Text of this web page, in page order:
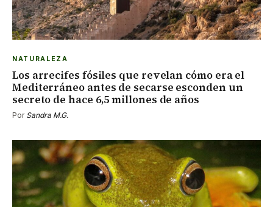
NATURALEZA
Los arrecifes fósiles que revelan cómo era el
Mediterráneo antes de secarse esconden un
secreto de hace 6,5 millones de años
Por Sandra M.G.